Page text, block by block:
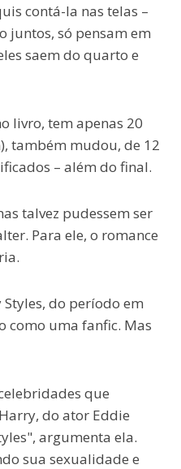
contá-la nas telas –
juntos, só pensam em
saem do quarto e
livro, tem apenas 20
também mudou, de 12
– além do final.
talvez pudessem ser
Para ele, o romance
do período em
como uma fanfic. Mas
que
do ator Eddie
argumenta ela.
sua sexualidade e